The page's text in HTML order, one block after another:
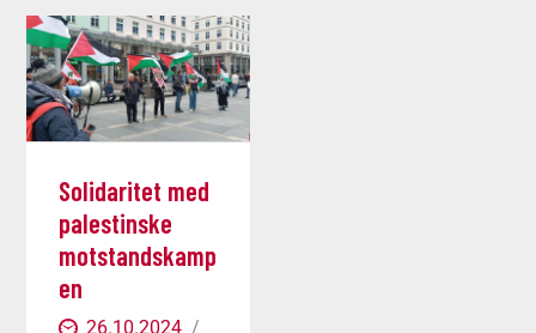
Solidaritet med
palestinske
motstandskamp
en
26.10.2024